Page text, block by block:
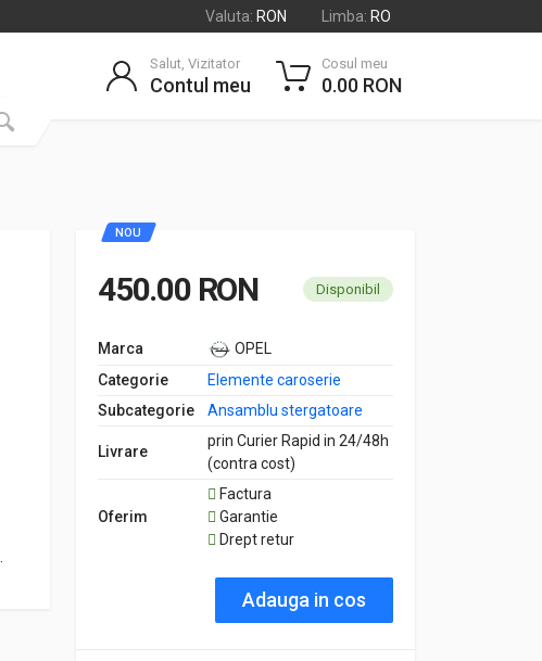
Valuta: RON Limba: RO
Salut, Vizitator
Contul meu
Cosul meu
0.00 RON
NOU
450.00 RON Disponibil
Marca
OPEL
Categorie
Elemente caroserie
Subcategorie
Ansamblu stergatoare
Livrare
prin Curier Rapid in 24/48h
(contra cost)
Oferim
Factura
Garantie
Drept retur
Adauga in cos